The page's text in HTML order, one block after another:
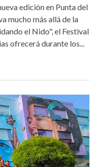
edición en Punta del
mucho más allá de la
el Nido", el Festival
ofrecerá durante los...